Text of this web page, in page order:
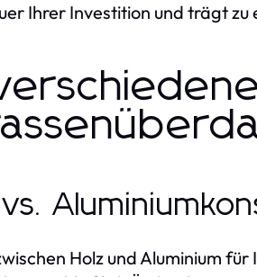
Ihrer Investition und trägt
Holz und Aluminium